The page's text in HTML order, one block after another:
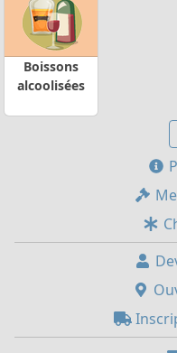
Boissons
alcoolisées